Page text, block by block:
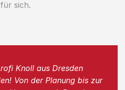
für sich.
Knoll aus Dresden
Von der Planung bis zur